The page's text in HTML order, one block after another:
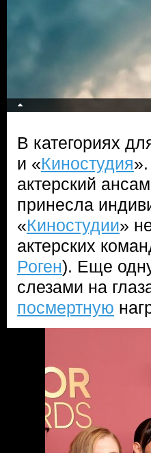
В категориях
и «Киностудия
актерский
принесла
«Киностудии»
актерских
Роген). Еще
слезами на
посмертную